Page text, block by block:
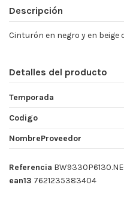
Descripción
Cinturón en negro y en beige
Detalles del producto
Temporada
Codigo
NombreProveedor
Referencia
ean13 7621235383404